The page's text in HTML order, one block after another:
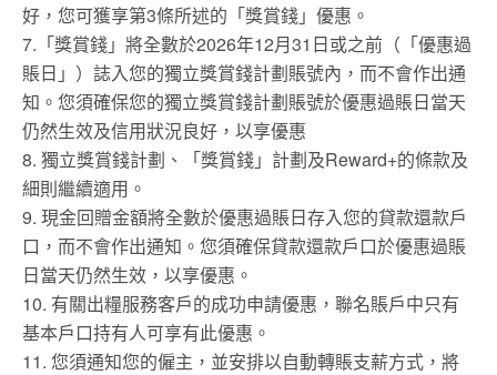
好，您可獲享第3條所述的「獎賞錢」優惠。
7.「獎賞錢」將全數於2026年12月31日或之前（「優惠過
賬日」）誌入您的獨立獎賞錢計劃賬號內，而不會作出通
知。您須確保您的獨立獎賞錢計劃賬號於優惠過賬日當天
仍然生效及信用狀況良好，以享優惠
8. 獨立獎賞錢計劃、「獎賞錢」計劃及Reward+的條款及
細則繼續適用。
9. 現金回贈金額將全數於優惠過賬日存入您的貸款還款戶
口，而不會作出通知。您須確保貸款還款戶口於優惠過賬
日當天仍然生效，以享優惠。
10. 有關出糧服務客戶的成功申請優惠，聯名賬戶中只有
基本戶口持有人可享有此優惠。
11. 您須通知您的僱主，並安排以自動轉賬支薪方式，將